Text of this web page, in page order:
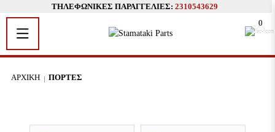
ΤΗΛΕΦΩΝΙΚΈΣ ΠΑΡΑΓΓΕΛΊΕΣ: 2310543629
0
ΑΡΧΙΚΉ ΠΌΡΤΕΣ